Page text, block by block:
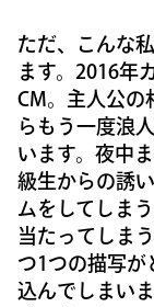
ただ、こんな
ます。2016年
CM。主人公の
らもう一度浪
います。夜中
級生からの誘
ムをしてしま
当たってしま
つ1つの描写が
込んでしまい